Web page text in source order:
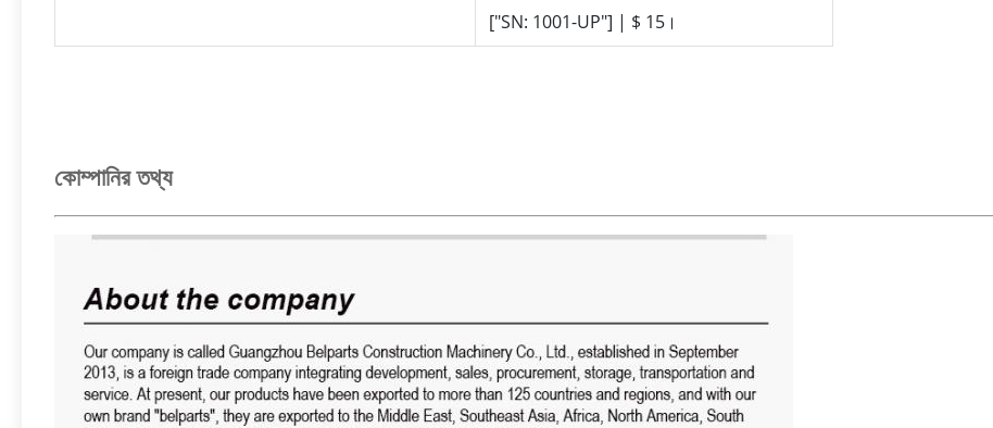
["SN: 1001-UP"] | $ 15।
কোম্পানির তথ্য